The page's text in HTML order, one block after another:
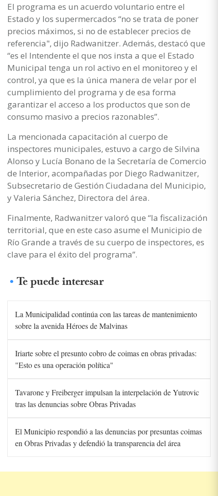
El programa es un acuerdo voluntario entre el
Estado y los supermercados “no se trata de poner
precios máximos, si no de establecer precios de
referencia", dijo Radwanitzer. Además, destacó que
“es el Intendente el que nos insta a que el Estado
Municipal tenga un rol activo en el monitoreo y el
control, ya que es la única manera de velar por el
cumplimiento del programa y de esa forma
garantizar el acceso a los productos que son de
consumo masivo a precios razonables”.
La mencionada capacitación al cuerpo de
inspectores municipales, estuvo a cargo de Silvina
Alonso y Lucía Bonano de la Secretaría de Comercio
de Interior, acompañadas por Diego Radwanitzer,
Subsecretario de Gestión Ciudadana del Municipio,
y Valeria Sánchez, Directora del área.
Finalmente, Radwanitzer valoró que “la fiscalización
territorial, que en este caso asume el Municipio de
Río Grande a través de su cuerpo de inspectores, es
clave para el éxito del programa”.
Te puede interesar
La Municipalidad continúa con las tareas de mantenimiento
sobre la avenida Héroes de Malvinas
Iriarte sobre el presunto cobro de coimas en obras privadas:
"Esto es una operación política"
Tavarone y Freiberger impulsan la interpelación de Yutrovic
tras las denuncias sobre Obras Privadas
El Municipio respondió a las denuncias por presuntas coimas
en Obras Privadas y defendió la transparencia del área